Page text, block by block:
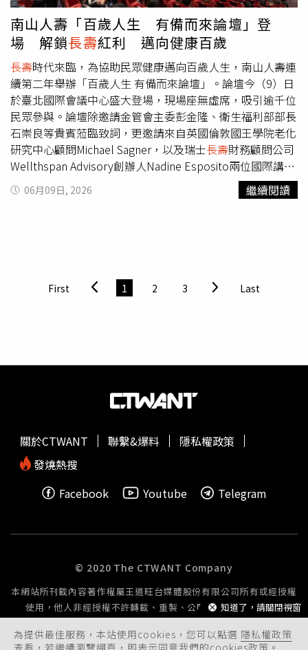
停水時間與範圍〉時間：09:00至17:00（共8小時）停水地
區：嘉義縣大林鎮、過溪里、三和里 (中興路二段、沙崙、
林子頭、林子前)等用戶停水原因：漏水調查作業（圖／台
灣自來水公司）〈嘉義市6/15停水時間與範圍1〉時間：
08:00至18:00（共10小時）停水地區：嘉義市西區玉山路
491~627號；大富路362號；大利街216~258號及233~259
號、220巷；大吉街181~185號；大和街12~102號；大平街
47~59號及52號，以上包含巷弄，詳如圖示區塊停水原因：
自來水管線遷移（圖／台灣自來水公司）〈嘉義市6/15停水
時間與範圍2〉時間：08:00至18:00（共10小時）停水地
區：嘉義市西區世賢路二段480號附1~482號及538巷；玉
山路371~477號及369巷；劉厝路339~481號及436號、大
路、三林路、三義街、壽星路、朝昇東路、玉春街、自立
長壽 街停水原因：水量計埋設（圖／台灣自來水公司）
二段、寧波街、徐州街、更生路、杭州街、浙江路、鄭州
停水檢測（圖／台灣自來水公司）〈台東縣6/15停水時間與
範圍2〉時間：08:00至16:00（共8小時）停水地區：臺東
（圖／台灣自來水公司）
南山人壽「百歲人生 有備而來論壇」登
場 解鎖長壽紅利 邁向健康百歲
長壽時代來臨，為協助民眾健康邁向百歲人生，南山人壽連
續第二年舉辦「百歲人生 有備而來論壇」。論壇今（9）日
於臺北國際會議中心盛大登場，現場座無虛席，吸引逾千位
民眾參與。論壇除邀請金管會主委彭金隆、衛生福利部部長
石崇良等貴賓蒞臨致詞，更邀請來自英國倫敦國王學院老化
研究中心顧問Michael Sagner，以及瑞士長壽財務顧問公司
Wellthspan Advisory創辦人Nadine Esposito兩位國際講者
親自來臺，透過前瞻國際觀點分享與在地行動方案交流，期
望翻轉大眾對老化的既定印象，解鎖
新紅利，帶領臺灣
山人壽總經理范文偉、金管會主委彭金隆、立法院前院長王
金平、衛福部部長石崇良、天下雜誌共同執行長吳琬瑜、英
會」，「百歲人生」也將逐漸成為新常態。如何活得久、更
保險的角色定位也從事後理賠，延伸至事前疾病預防與健康
管理，致力提供保戶完整的健康與財務解決方案，實踐「全
變，陪伴國人優雅且從容地迎向百歲人生。「百歲人生 有
備而來論壇」今年邁入第二屆，不僅規模升級，討論議題也
「代謝管理、情緒管理、財務支持」三大面向，透過國際趨
人壽將保險的角色定位從事後理賠，延伸至事前疾病預防與
健康管理，致力實踐「全齡金融」的政策願景。。（圖片提
供／南山人壽）全球長壽新思維：從健康到財務的全面布局
想要健康活到百歲，預防與逆轉慢性疾病是關鍵。根據世界
衛生組織（WHO）報告，慢性疾病每年造成全球4,100萬人
死亡，占全球死亡人數74%（註1）。本次論壇特別邀請全
06月09日, 2026 繼續閱讀
First 1 2 3 Last
為提供最佳服務，本站使用cookies，您可以點選 隱私權政策
查看，若繼續瀏覽網頁，即表示同意我們的cookies政策。
知道了，請關閉視窗
關於CTWANT 聯繫&爆料
隱私權政策
發燒熱搜
Facebook
Youtube Telegram
© 2020 The CTWANT Company
本網站所刊載內容著作權屬王道旺台媒體股份有限公司所有或經授權
使用，他人非經授權不許轉載、重製、公開播送或公開傳輸。